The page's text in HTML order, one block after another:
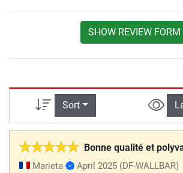
SHOW REVIEW FORM
Sort
Bonne qualité et
Marieta April 2025 (DF-WALLBAR)